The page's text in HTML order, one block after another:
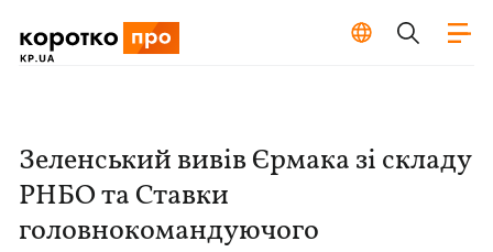
Зеленський вивів Єрмака зі складу
РНБО та Ставки
головнокомандуючого